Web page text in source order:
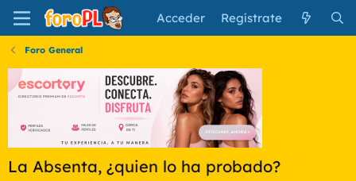
Acceder Regístrate
Foro General
La Absenta, ¿quien lo ha probado?